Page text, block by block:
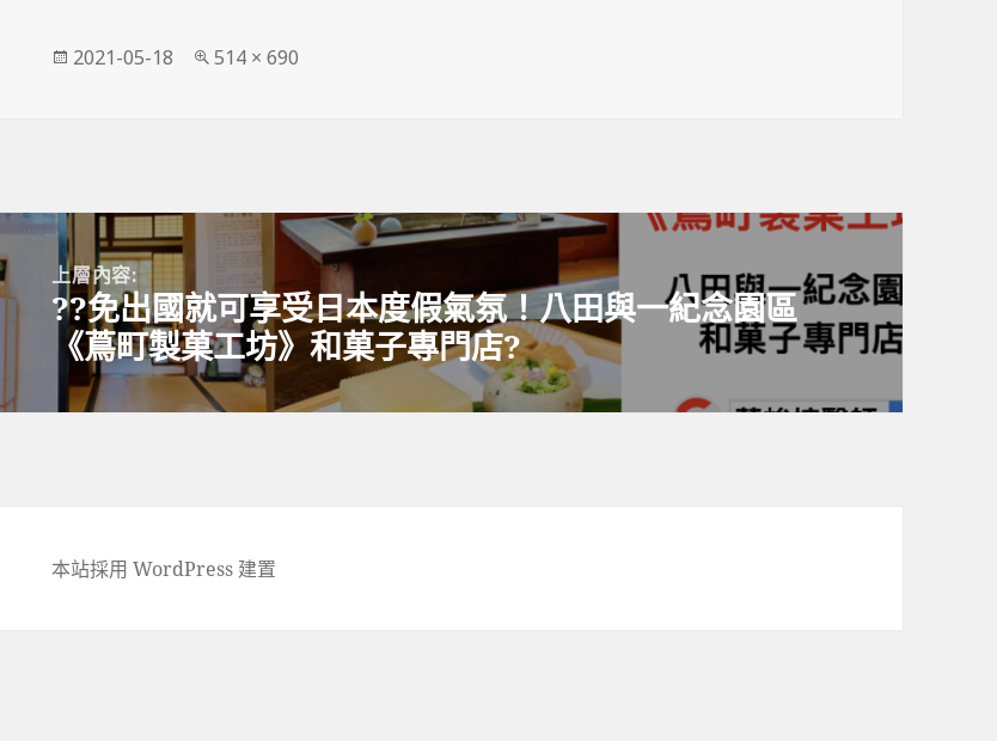
發
2021-05-18
完
514 × 690
上層內容:
??免出國就可享受日本度假氣氛！八田與一紀念園區
《蔦町製菓工坊》和菓子專門店?
本站採用 WordPress 建置